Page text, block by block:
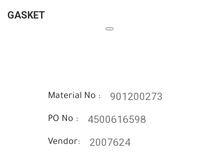
GASKET
Material No : 901200273
PO No : 4500616598
Vendor: 2007624